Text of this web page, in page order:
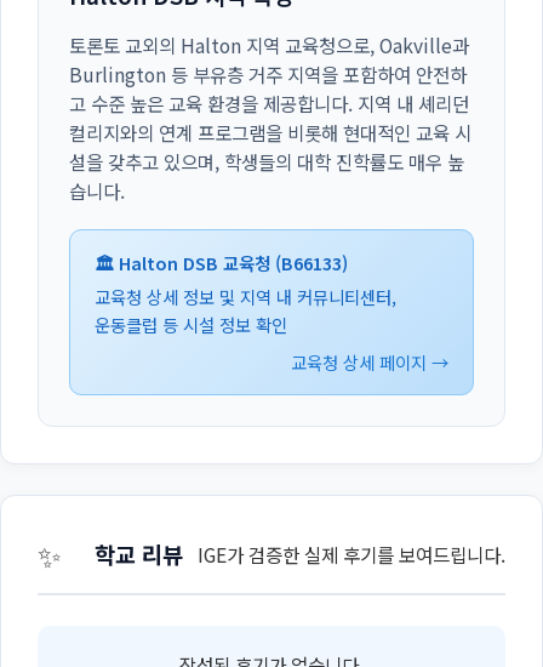
토론토 교외의 Halton 지역 교육청으로, Oakville과
Burlington 등 부유층 거주 지역을 포함하여 안전하
고 수준 높은 교육 환경을 제공합니다. 지역 내 셰리던
컬리지와의 연계 프로그램을 비롯해 현대적인 교육 시
설을 갖추고 있으며, 학생들의 대학 진학률도 매우 높
습니다.
🏛️ Halton DSB 교육청 (B66133)
교육청 상세 정보 및 지역 내 커뮤니티센터,
운동클럽 등 시설 정보 확인
교육청 상세 페이지 →
✨ 학교 리뷰 IGE가 검증한 실제 후기를 보여드립니다.